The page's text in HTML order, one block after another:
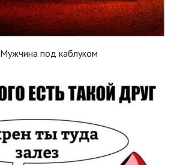
Мужчина под каблуком